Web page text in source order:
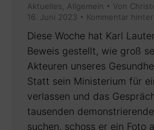
Aktuelles Allgemein Von
16. Juni 2023
Kommentar
Diese Woche hat Karl
Beweis gestellt, wie groß
Akteuren unseres
Statt sein Ministerium für
verlassen und das
tausenden
suchen, schoss er ein Foto